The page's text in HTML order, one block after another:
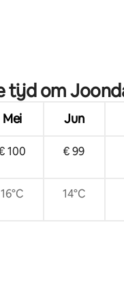
recensies
tijd om
Mei Jun
100 € 99
16°C 14°C